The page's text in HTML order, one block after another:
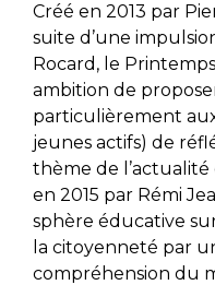
Créé en 2013 par
suite d’une
Rocard, le
ambition de
particulièrement
jeunes actifs) de
thème de
en 2015 par Rémi
sphère éducative
la citoyenneté par
compréhension du